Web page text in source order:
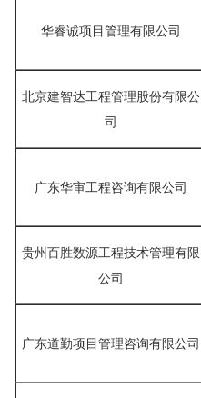
华睿诚项目管理有限公司
北京建智达工程管理股份有限公
司
广东华审工程咨询有限公司
贵州百胜数源工程技术管理有限
公司
广东道勤项目管理咨询有限公司